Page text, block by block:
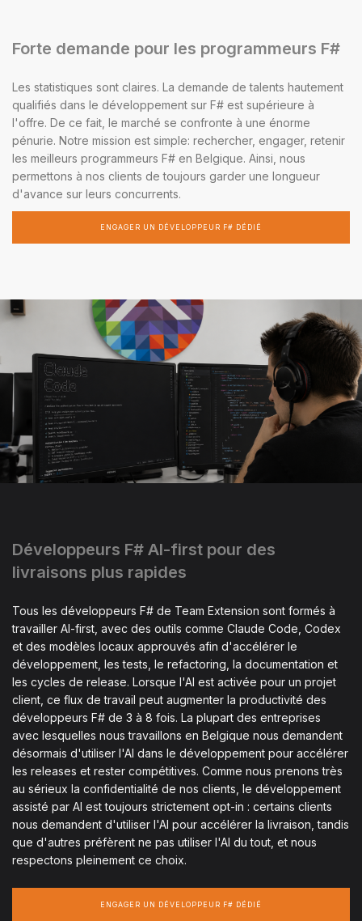
Forte demande pour les programmeurs F#
Les statistiques sont claires. La demande de talents hautement
qualifiés dans le développement sur F# est supérieure à
l'offre. De ce fait, le marché se confronte à une énorme
pénurie. Notre mission est simple: rechercher, engager, retenir
les meilleurs programmeurs F# en Belgique. Ainsi, nous
permettons à nos clients de toujours garder une longueur
d'avance sur leurs concurrents.
ENGAGER UN DÉVELOPPEUR F# DÉDIÉ
Développeurs F# AI-first pour des
livraisons plus rapides
Tous les développeurs F# de Team Extension sont formés à
travailler AI-first, avec des outils comme Claude Code, Codex
et des modèles locaux approuvés afin d'accélérer le
développement, les tests, le refactoring, la documentation et
les cycles de release. Lorsque l'AI est activée pour un projet
client, ce flux de travail peut augmenter la productivité des
développeurs F# de 3 à 8 fois. La plupart des entreprises
avec lesquelles nous travaillons en Belgique nous demandent
désormais d'utiliser l'AI dans le développement pour accélérer
les releases et rester compétitives. Comme nous prenons très
au sérieux la confidentialité de nos clients, le développement
assisté par AI est toujours strictement opt-in : certains clients
nous demandent d'utiliser l'AI pour accélérer la livraison, tandis
que d'autres préfèrent ne pas utiliser l'AI du tout, et nous
respectons pleinement ce choix.
ENGAGER UN DÉVELOPPEUR F# DÉDIÉ